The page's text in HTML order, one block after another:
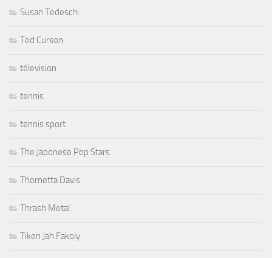
Susan Tedeschi
Ted Curson
télevision
tennis
tennis sport
The Japonese Pop Stars
Thornetta Davis
Thrash Metal
Tiken Jah Fakoly